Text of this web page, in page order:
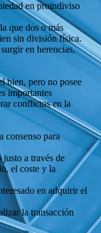
en proindiviso
que dos o más
sin división física.
en herencias,
bien, pero no posee
importantes
conflictos en la
consenso para
a través de
el coste y la
en adquirir el
la transacción